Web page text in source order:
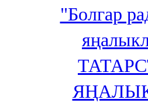
106,6 FM
Кадыбаш
105,2 FM
"Болгар